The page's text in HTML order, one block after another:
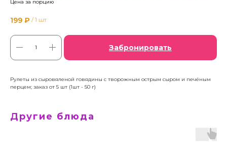
Цена за порцию
199 ₽ / 1 шт
Забронировать
Рулеты из сыровяленой говядины с творожным острым сыром и печёным
перцем; заказ от 5 шт (1шт - 50 г)
Другие блюда